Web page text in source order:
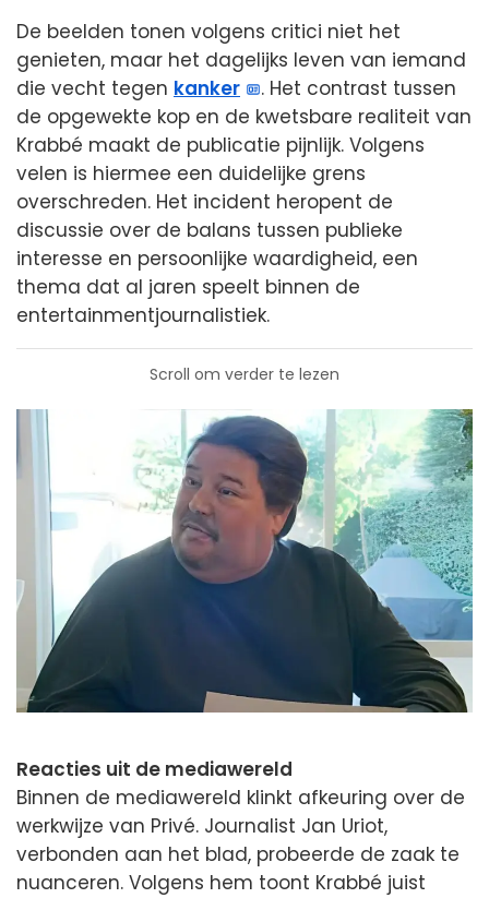
De beelden tonen volgens critici niet het
genieten, maar het dagelijks leven van iemand
die vecht tegen kanker
. Het contrast tussen
de opgewekte kop en de kwetsbare realiteit van
Krabbé maakt de publicatie pijnlijk. Volgens
velen is hiermee een duidelijke grens
overschreden. Het incident heropent de
discussie over de balans tussen publieke
interesse en persoonlijke waardigheid, een
thema dat al jaren speelt binnen de
entertainmentjournalistiek.
Scroll om verder te lezen
Reacties uit de mediawereld
Binnen de mediawereld klinkt afkeuring over de
werkwijze van Privé. Journalist Jan Uriot,
verbonden aan het blad, probeerde de zaak te
nuanceren. Volgens hem toont Krabbé juist